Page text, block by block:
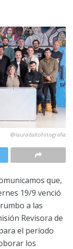
@lauradaltofotografia
que,
19/9 venció
a las
Revisora de
el período
los